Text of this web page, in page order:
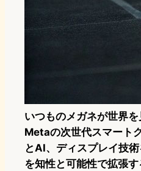
いつものメガネが世界を
Metaの次世代スマート
とAI、ディスプレイ技
を知性と可能性で拡張す